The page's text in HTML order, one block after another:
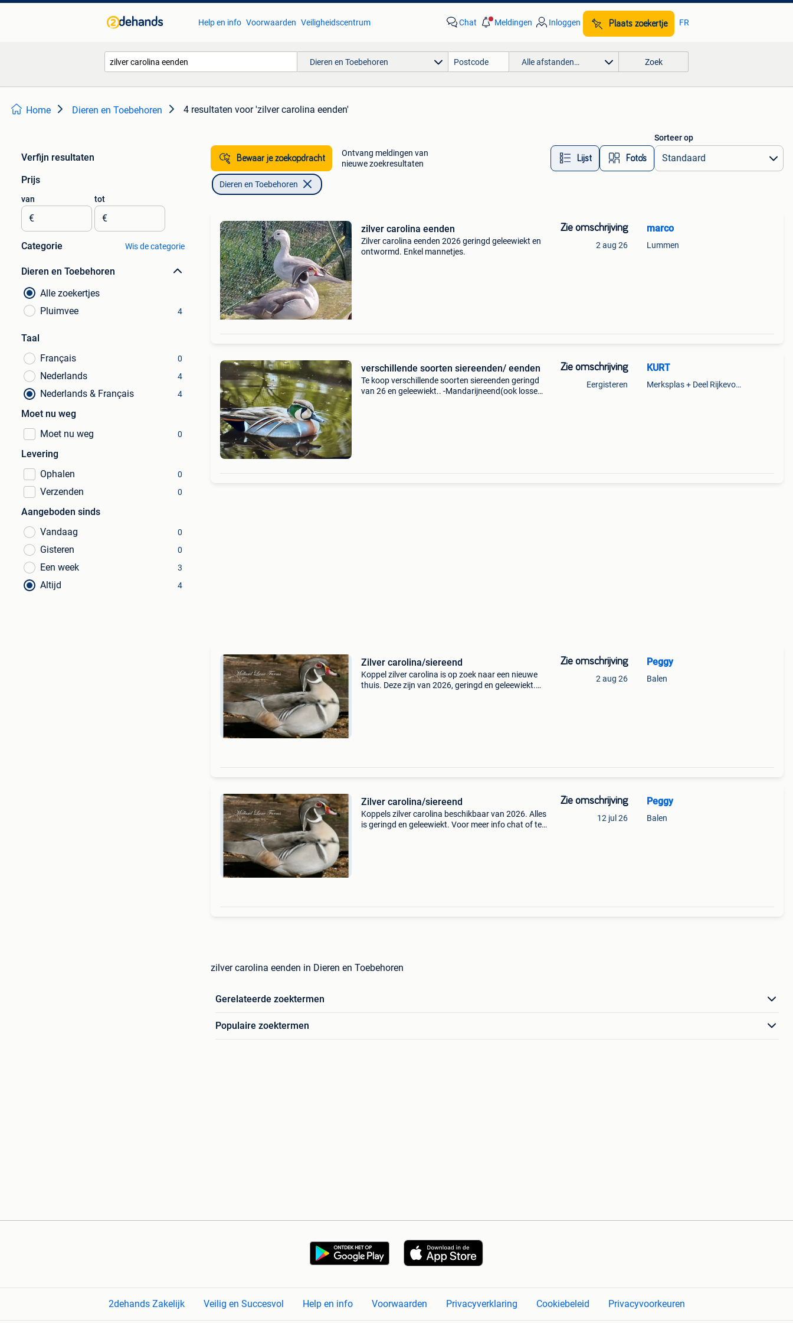
Help en info Voorwaarden Veiligheidscentrum Chat Meldingen Inloggen Plaats zoekertje FR
Dieren en Toebehoren Alle afstanden… Zoek
Home Dieren en Toebehoren 4 resultaten voor 'zilver carolina eenden'
Verfijn resultaten
Prijs
van
€
tot
€
Categorie Wis de categorie
Dieren en Toebehoren
Alle zoekertjes
Pluimvee
4
Taal
Français
0
Nederlands 4
Nederlands & Français 4
Moet nu weg
Moet nu weg
0
Levering
Ophalen
0
Verzenden 0
Aangeboden sinds
Vandaag
0
Gisteren 0
Een week 3
Altijd 4
Bewaar je zoekopdracht
Ontvang meldingen van
nieuwe zoekresultaten
Lijst Foto’s
Sorteer op
Dieren en Toebehoren
zilver carolina eenden
Zilver carolina eenden 2026 geringd geleewiekt en
ontwormd. Enkel mannetjes.
Zie omschrijving
2 aug 26
marco
Lummen
verschillende soorten siereenden/ eenden
Te koop verschillende soorten siereenden geringd
van 26 en geleewiekt.. -Mandarijneend(ook losse
Zie omschrijving
Eergisteren
KURT
Merksplas + Deel Rijkevorsel
Zilver carolina/siereend
Koppel zilver carolina is op zoek naar een nieuwe
thuis. Deze zijn van 2026, geringd en geleewiekt.
Zie omschrijving
2 aug 26
Peggy
Balen
Zilver carolina/siereend
Koppels zilver carolina beschikbaar van 2026. Alles
is geringd en geleewiekt. Voor meer info chat of tel.
Zie omschrijving
12 jul 26
Peggy
Balen
zilver carolina eenden in Dieren en Toebehoren
Gerelateerde zoektermen
Populaire zoektermen
2dehands Zakelijk Veilig en Succesvol Help en info Voorwaarden Privacyverklaring Cookiebeleid Privacyvoorkeuren